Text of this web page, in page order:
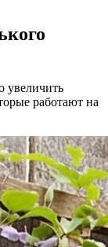
увеличить
работают на